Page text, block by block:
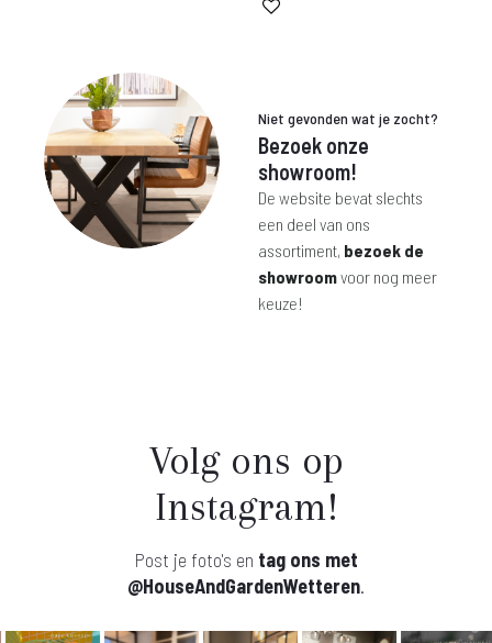
Niet gevonden wat je zocht?
Bezoek onze
showroom!
De website bevat slechts
een deel van ons
assortiment, bezoek de
showroomvoor nog meer
keuze!
Volg ons op
Instagram!
Post je foto's en tag ons met
@HouseAndGardenWetteren.